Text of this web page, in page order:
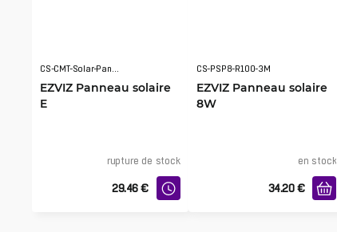
CS-CMT-Solar-Panel-E
EZVIZ Panneau solaire
E
rupture de stock
29.46 €
CS-PSP8-R100-3M
EZVIZ Panneau solaire
8W
en stock
34.20 €